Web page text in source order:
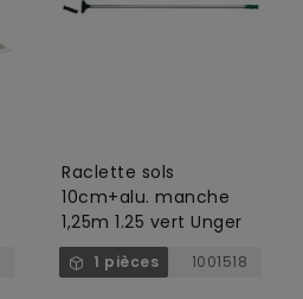
Raclette sols
10cm+alu. manche
1,25m 1.25 vert Unger
1 pièces 1001518